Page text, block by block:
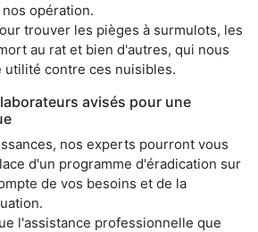
opération.
trouver les pièges à surmulots, les
au rat et bien d'autres, qui nous
utilité contre ces nuisibles.
avisés pour une
nos experts pourront vous
d'un programme d'éradication sur
de vos besoins et de la
l'assistance professionnelle que